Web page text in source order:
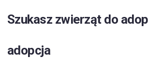
Szukasz zwierząt do
adopcja